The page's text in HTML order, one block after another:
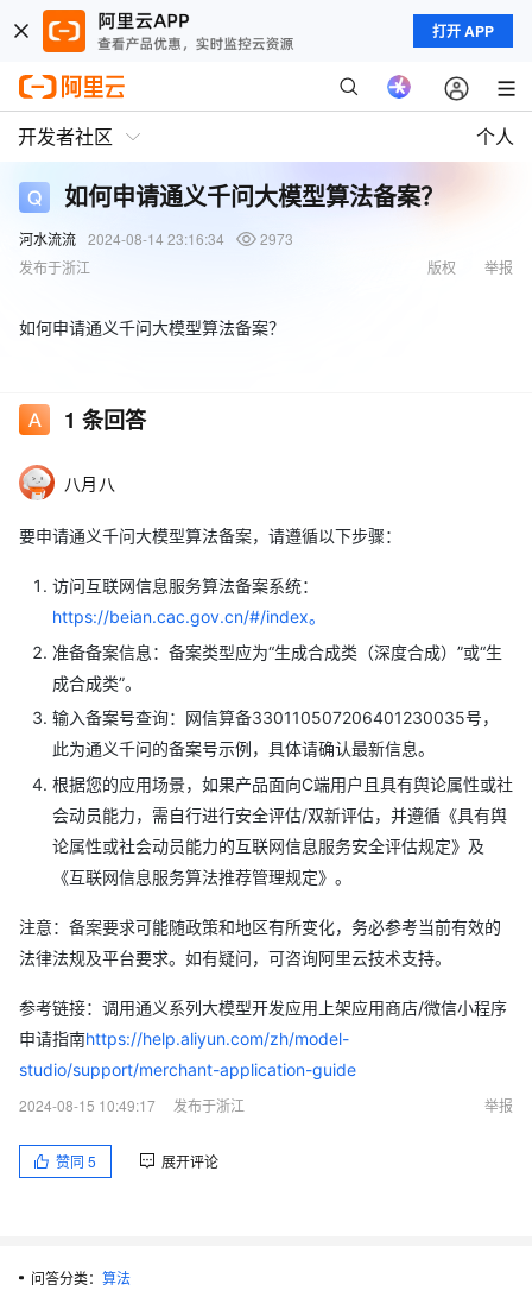
打开 APP
开发者社区 个人
如何申请通义千问大模型算法备案？
河水流流 2024-08-14 23:16:34
2973
发布于浙江
举报
版权
如何申请通义千问大模型算法备案？
1 条回答
八月八
要申请通义千问大模型算法备案，请遵循以下步骤：
访问互联网信息服务算法备案系统：
https://beian.cac.gov.cn/#/index。
准备备案信息：备案类型应为“生成合成类（深度合成）”或“生
成合成类”。
输入备案号查询：网信算备330110507206401230035号，
此为通义千问的备案号示例，具体请确认最新信息。
根据您的应用场景，如果产品面向C端用户且具有舆论属性或社
会动员能力，需自行进行安全评估/双新评估，并遵循《具有舆
论属性或社会动员能力的互联网信息服务安全评估规定》及
《互联网信息服务算法推荐管理规定》。
注意：备案要求可能随政策和地区有所变化，务必参考当前有效的
法律法规及平台要求。如有疑问，可咨询阿里云技术支持。
参考链接：调用通义系列大模型开发应用上架应用商店/微信小程序
申请指南https://help.aliyun.com/zh/model-
studio/support/merchant-application-guide
2024-08-15 10:49:17
发布于浙江 举报
赞同 5 展开评论
问答分类： 算法